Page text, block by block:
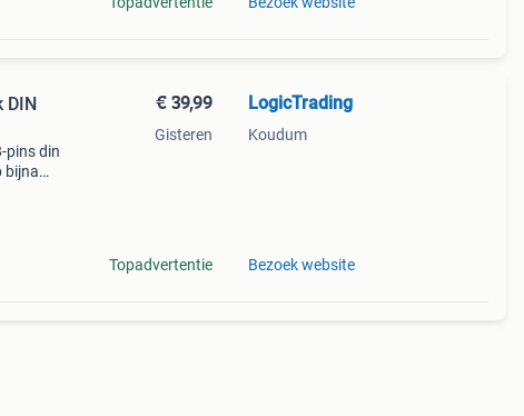
DIN
pins din
bijna
€ 39,99
Gisteren
Topadvertentie
LogicTrading
Koudum
Bezoek website